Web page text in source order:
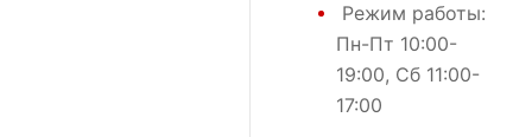
Режим работы:
Пн-Пт 10:00-
19:00, Сб 11:00-
17:00